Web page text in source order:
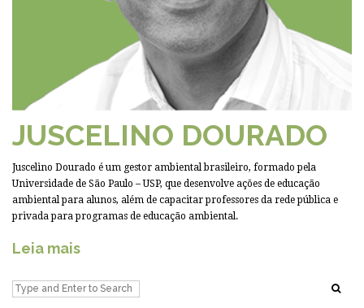
JUSCELINO DOURADO
Juscelino Dourado é um gestor ambiental brasileiro, formado pela
Universidade de São Paulo – USP, que desenvolve ações de educação
ambiental para alunos, além de capacitar professores da rede pública e
privada para programas de educação ambiental.
Leia mais